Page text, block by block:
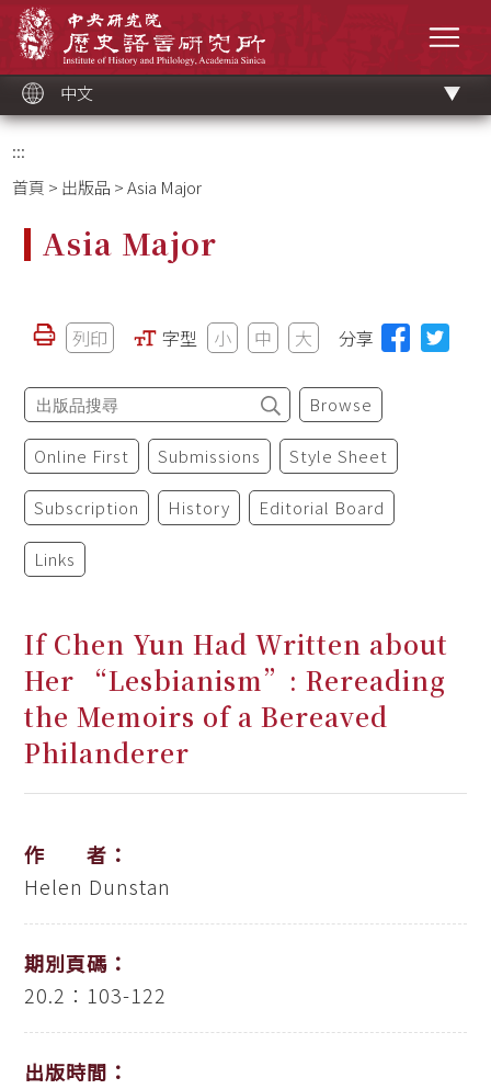
中文
:::
首頁 > 出版品 > Asia Major
Asia Major
列印 字型 小 中 大 分享
Browse
Online First Submissions Style Sheet
Subscription History Editorial Board
Links
If Chen Yun Had Written about
Her “Lesbianism”: Rereading
the Memoirs of a Bereaved
Philanderer
作 者：
Helen Dunstan
期別頁碼：
20.2：103-122
出版時間：